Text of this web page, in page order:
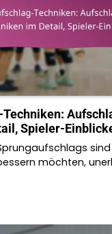
Spieler-
möchten,